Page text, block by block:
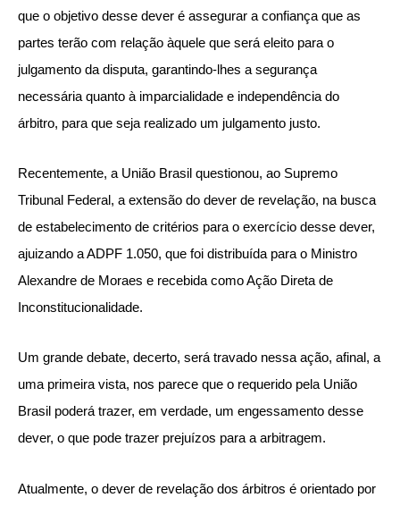
que o objetivo desse dever é assegurar a confiança que as
partes terão com relação àquele que será eleito para o
julgamento da disputa, garantindo-lhes a segurança
necessária quanto à imparcialidade e independência do
árbitro, para que seja realizado um julgamento justo.
Recentemente, a União Brasil questionou, ao Supremo
Tribunal Federal, a extensão do dever de revelação, na busca
de estabelecimento de critérios para o exercício desse dever,
ajuizando a ADPF 1.050, que foi distribuída para o Ministro
Alexandre de Moraes e recebida como Ação Direta de
Inconstitucionalidade.
Um grande debate, decerto, será travado nessa ação, afinal, a
uma primeira vista, nos parece que o requerido pela União
Brasil poderá trazer, em verdade, um engessamento desse
dever, o que pode trazer prejuízos para a arbitragem.
Atualmente, o dever de revelação dos árbitros é orientado por